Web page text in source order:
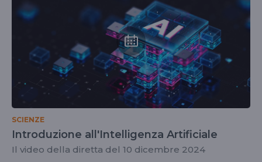
SCIENZE
Introduzione all'Intelligenza Artificiale
Il video della diretta del 10 dicembre 2024